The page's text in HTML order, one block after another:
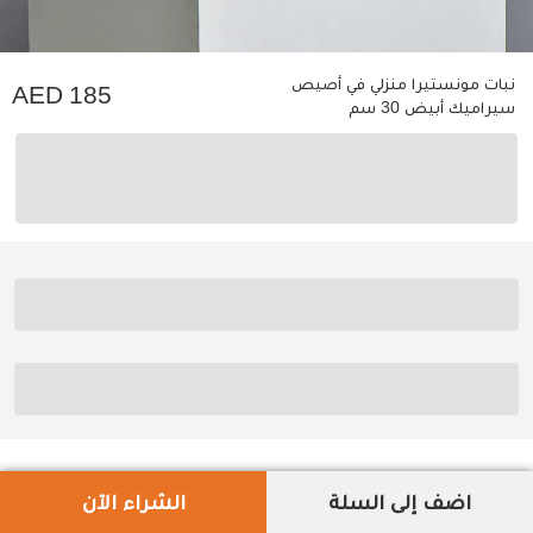
نبات مونستيرا منزلي في أصيص
سيراميك أبيض 30 سم
185
اضف إلى السلة الشراء الآن